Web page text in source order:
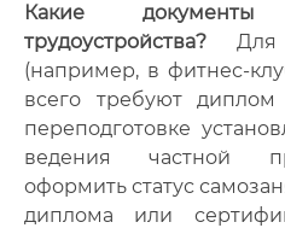
Какие
трудоустройства? Для
(например, в фитнес-
всего требуют
переподготовке
ведения частной
оформить статус
диплома или